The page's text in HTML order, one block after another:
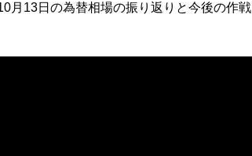
月13日の為替相場の振り返りと今後の作戦